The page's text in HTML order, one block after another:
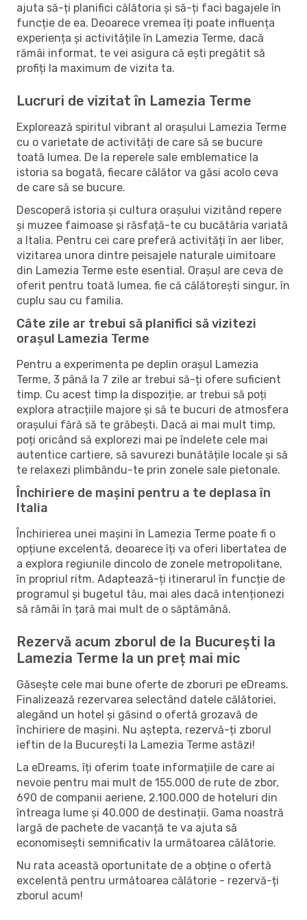
ajuta să-ți planifici călătoria și să-ți faci bagajele în
funcție de ea. Deoarece vremea îți poate influența
experiența și activitățile în Lamezia Terme, dacă
rămâi informat, te vei asigura că ești pregătit să
profiți la maximum de vizita ta.
Lucruri de vizitat în Lamezia Terme
Explorează spiritul vibrant al orașului Lamezia Terme
cu o varietate de activități de care să se bucure
toată lumea. De la reperele sale emblematice la
istoria sa bogată, fiecare călător va găsi acolo ceva
de care să se bucure.
Descoperă istoria și cultura orașului vizitând repere
și muzee faimoase și răsfață-te cu bucătăria variată
a Italia. Pentru cei care preferă activități în aer liber,
vizitarea unora dintre peisajele naturale uimitoare
din Lamezia Terme este esential. Orașul are ceva de
oferit pentru toată lumea, fie că călătorești singur, în
cuplu sau cu familia.
Câte zile ar trebui să planifici să vizitezi
orașul Lamezia Terme
Pentru a experimenta pe deplin orașul Lamezia
Terme, 3 până la 7 zile ar trebui să-ți ofere suficient
timp. Cu acest timp la dispoziție, ar trebui să poți
explora atracțiile majore și să te bucuri de atmosfera
orașului fără să te grăbești. Dacă ai mai mult timp,
poți oricând să explorezi mai pe îndelete cele mai
autentice cartiere, să savurezi bunătățile locale și să
te relaxezi plimbându-te prin zonele sale pietonale.
Închiriere de mașini pentru a te deplasa în
Italia
Închirierea unei mașini în Lamezia Terme poate fi o
opțiune excelentă, deoarece îți va oferi libertatea de
a explora regiunile dincolo de zonele metropolitane,
în propriul ritm. Adaptează-ți itinerarul în funcție de
programul și bugetul tău, mai ales dacă intenționezi
să rămâi în țară mai mult de o săptămână.
Rezervă acum zborul de la București la
Lamezia Terme la un preț mai mic
Găsește cele mai bune oferte de zboruri pe eDreams.
Finalizează rezervarea selectând datele călătoriei,
alegând un hotel și găsind o ofertă grozavă de
închiriere de mașini. Nu aștepta, rezervă-ți zborul
ieftin de la București la Lamezia Terme astăzi!
La eDreams, îți oferim toate informațiile de care ai
nevoie pentru mai mult de 155.000 de rute de zbor,
690 de companii aeriene, 2.100.000 de hoteluri din
întreaga lume și 40.000 de destinații. Gama noastră
largă de pachete de vacanță te va ajuta să
economisești semnificativ la următoarea călătorie.
Nu rata această oportunitate de a obține o ofertă
excelentă pentru următoarea călătorie - rezervă-ți
zborul acum!